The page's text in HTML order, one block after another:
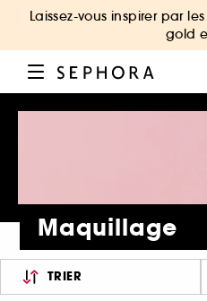
Laissez-vous inspirer par
gold
Maquillage
TRIER